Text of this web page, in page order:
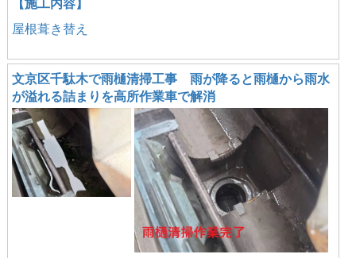
【施工内容】
屋根葺き替え
文京区千駄木で雨樋清掃工事 雨が降ると雨樋から雨水
が溢れる詰まりを高所作業車で解消